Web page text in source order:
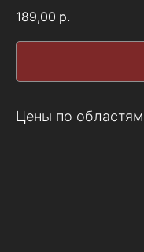
189,00 р.
Цены по